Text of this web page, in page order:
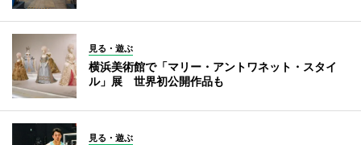
見る・遊ぶ
横浜美術館で「マリー・アントワネット・スタイ
ル」展 世界初公開作品も
見る・遊ぶ